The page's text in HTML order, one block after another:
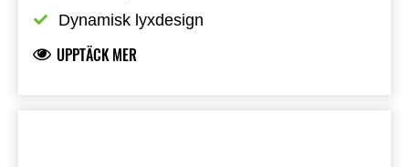
Dynamisk lyxdesign
UPPTÄCK MER